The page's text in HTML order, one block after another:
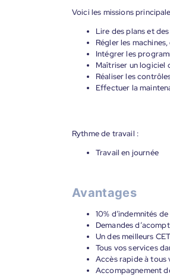
Voici les missions
Lire des plans et
Régler les
Intégrer les
Maîtriser un logiciel
Réaliser les
Effectuer la
Rythme de travail :
Travail en journée
Avantages
10% d’indemnités
Demandes
Un des meilleurs
Tous vos services
Accès rapide à
Accompagnement